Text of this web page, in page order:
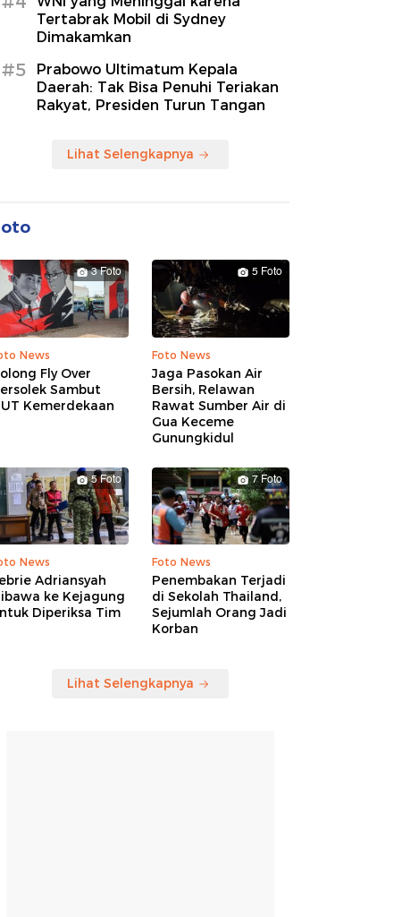
Tertabrak Mobil di Sydney
Dimakamkan
#5
Prabowo Ultimatum Kepala
Daerah: Tak Bisa Penuhi Teriakan
Rakyat, Presiden Turun Tangan
Lihat Selengkapnya
3 Foto
News
Fly Over
Sambut
Kemerdekaan
5 Foto
Foto News
Jaga Pasokan Air
Bersih, Relawan
Rawat Sumber Air di
Gua Keceme
Gunungkidul
5 Foto
News
Adriansyah
ke Kejagung
Diperiksa Tim
7 Foto
Foto News
Penembakan Terjadi
di Sekolah Thailand,
Sejumlah Orang Jadi
Korban
Lihat Selengkapnya